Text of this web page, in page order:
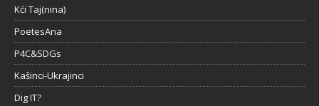
Kći Taj(nina)
PoetesAna
P4C&SDGs
Kašinci-Ukrajinci
Dig IT?